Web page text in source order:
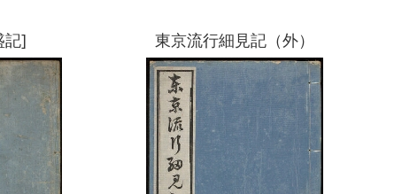
記] 東京流行細見記（外）